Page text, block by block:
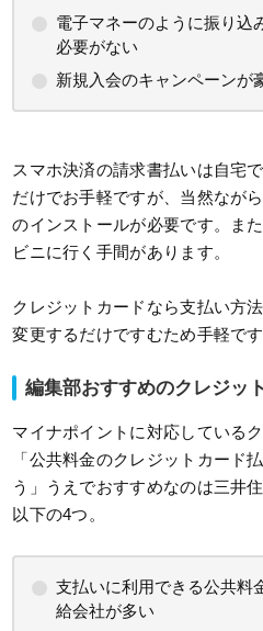
電子マネーのように振り込
必要がない
新規入会のキャンペーンが
スマホ決済の請求書払いは自宅
だけでお手軽ですが、当然なが
のインストールが必要です。ま
ビニに行く手間があります。
クレジットカードなら支払い方
変更するだけですむため手軽です
編集部おすすめのクレジッ
マイナポイントに対応している
「公共料金のクレジットカード
う」うえでおすすめなのは三井
以下の4つ。
支払いに利用できる公共料
給会社が多い